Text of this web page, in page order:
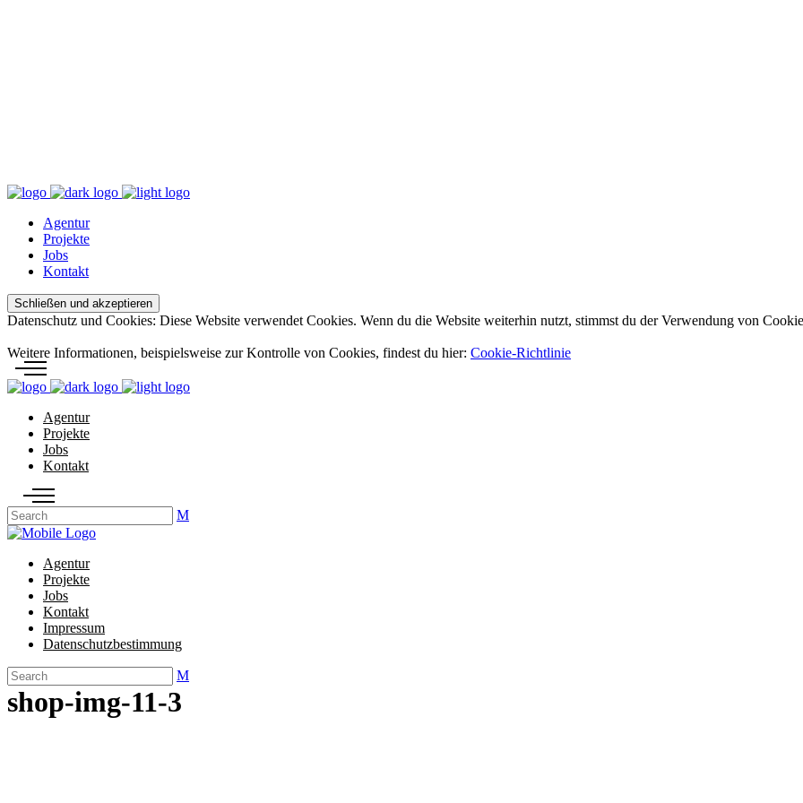
Agentur
Projekte
Jobs
Kontakt
Datenschutz und Cookies: Diese Website verwendet Cookies. Wenn du die Website weiterhin nutzt, stimmst du der Verwendung von
Weitere Informationen, beispielsweise zur Kontrolle von Cookies, findest du hier: Cookie-Richtlinie
Agentur
Projekte
Jobs
Kontakt
Agentur
Projekte
Jobs
Kontakt
Impressum
Datenschutzbestimmung
shop-img-11-3